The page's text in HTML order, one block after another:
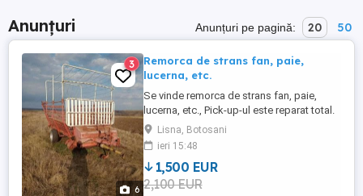
Anunțuri Anunțuri pe pagină: 20 50
6
3
Remorca de strans fan, paie,
lucerna, etc.
Se vinde remorca de strans fan, paie,
lucerna, etc., Pick-up-ul este reparat total.
Cauciucurile sunt noi ,lantul cu racleti
basculeaza usor. Mai multe detalii la,,
Zero, sapte, cinci, unu, doi, patru, sase,
zero, unu ,sapte.. .
Lisna, Botosani
ieri 15:48
1,500 EUR
2,100 EUR